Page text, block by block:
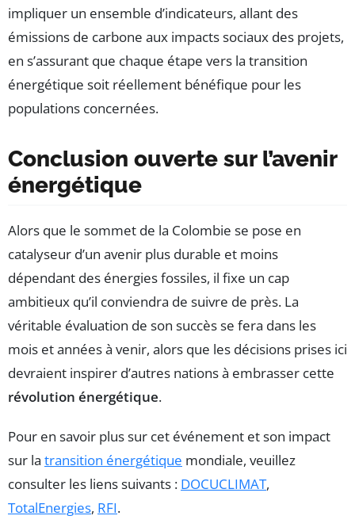
impliquer un ensemble d’indicateurs, allant des
émissions de carbone aux impacts sociaux des projets,
en s’assurant que chaque étape vers la transition
énergétique soit réellement bénéfique pour les
populations concernées.
Conclusion ouverte sur l’avenir
énergétique
Alors que le sommet de la Colombie se pose en
catalyseur d’un avenir plus durable et moins
dépendant des énergies fossiles, il fixe un cap
ambitieux qu’il conviendra de suivre de près. La
véritable évaluation de son succès se fera dans les
mois et années à venir, alors que les décisions prises ici
devraient inspirer d’autres nations à embrasser cette
révolution énergétique.
Pour en savoir plus sur cet événement et son impact
sur la transition énergétique mondiale, veuillez
consulter les liens suivants : DOCUCLIMAT,
TotalEnergies, RFI.